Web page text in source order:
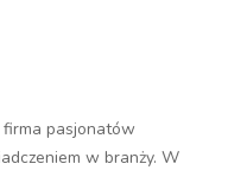
pasjonatów
w branży. W